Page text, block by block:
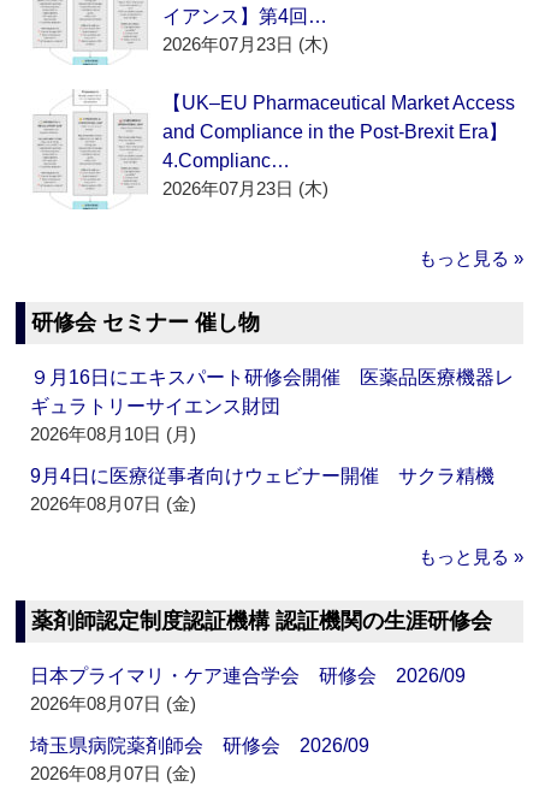
イアンス】第4回…
2026年07月23日 (木)
【UK–EU Pharmaceutical Market Access
and Compliance in the Post-Brexit Era】
4.Complianc…
2026年07月23日 (木)
もっと見る »
研修会 セミナー 催し物
９月16日にエキスパート研修会開催 医薬品医療機器レ
ギュラトリーサイエンス財団
2026年08月10日 (月)
9月4日に医療従事者向けウェビナー開催 サクラ精機
2026年08月07日 (金)
もっと見る »
薬剤師認定制度認証機構 認証機関の生涯研修会
日本プライマリ・ケア連合学会 研修会 2026/09
2026年08月07日 (金)
埼玉県病院薬剤師会 研修会 2026/09
2026年08月07日 (金)